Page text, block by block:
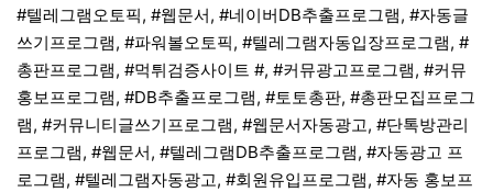
#텔레그램오토픽, #웹문서, #네이버DB추출프로그램, #자동글
쓰기프로그램, #파워볼오토픽, #텔레그램자동입장프로그램, #
총판프로그램, #먹튀검증사이트 #, #커뮤광고프로그램, #커뮤
홍보프로그램, #DB추출프로그램, #토토총판, #총판모집프로그
램, #커뮤니티글쓰기프로그램, #웹문서자동광고, #단톡방관리
프로그램, #웹문서, #텔레그램DB추출프로그램, #자동광고 프
로그램, #텔레그램자동광고, #회원유입프로그램, #자동 홍보프